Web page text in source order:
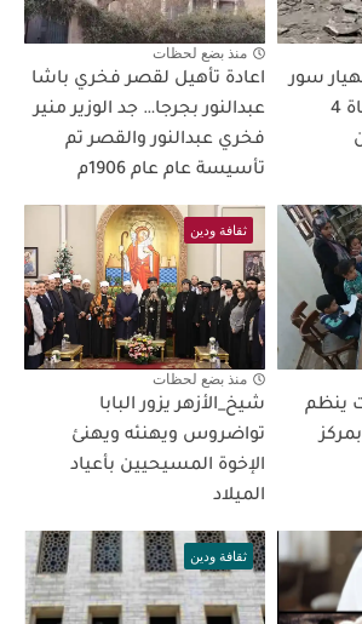
سور
دير أبو فانا يودي بحياة 4
منذ بضع لحظات
اعادة تأهيل لقصر فخري باشا
عبدالنور بجرجا… جد الوزير منير
فخري عبدالنور والقصر تم
تأسيسة عام عام 1906م
ينظم
ثقافة ودين
منذ بضع لحظات
شيخ_الأزهر يزور البابا
تواضروس ويهنئه ويهنئ
الإخوة المسيحيين بأعياد
الميلاد
ثقافة ودين